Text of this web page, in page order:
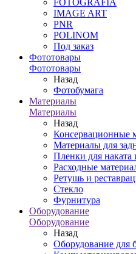
FOTOGRAFIA
IMAGE ART
PNR
POLINOM
Под заказ
Фототовары
Фототовары
Назад
Фотобумага
Материалы
Материалы
Назад
Консервационные
Материалы для
Пленки для
Расходные
Ретушь и
Стекло
Фурнитура
Оборудование
Оборудование
Назад
Оборудование для